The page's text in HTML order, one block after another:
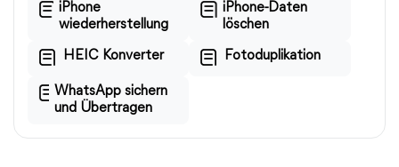
iPhone
wiederherstellung
iPhone-Daten
löschen
HEIC Konverter Fotoduplikation
WhatsApp sichern
und Übertragen